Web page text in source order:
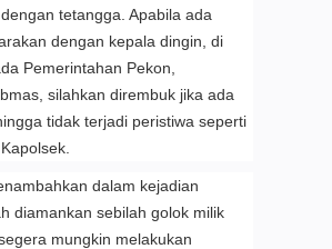
tetangga. Apabila ada
dengan kepala dingin, di
Pemerintahan Pekon,
silahkan dirembuk jika ada
tidak terjadi peristiwa seperti
dalam kejadian
diamankan sebilah golok milik
mungkin melakukan